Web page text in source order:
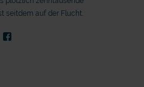
seitdem auf der Flucht.